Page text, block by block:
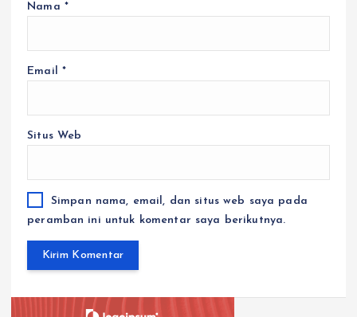
Nama *
Email *
Situs Web
Simpan nama, email, dan situs web saya pada
peramban ini untuk komentar saya berikutnya.